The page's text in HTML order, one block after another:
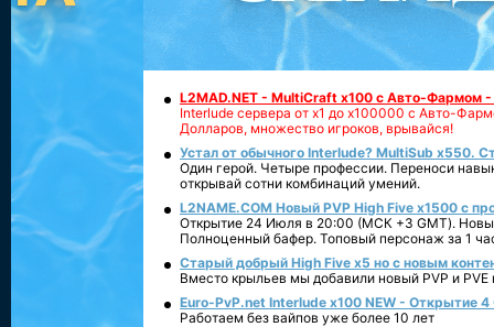
L2MAD.NET - MultiCraft x100 с Авто-Фармом
Interlude сервера от х1 до х100000 с Авто-
Долларов, множество игроков, врывайся!
Устал от обычного Interlude? MultiSub x550.
Один герой. Четыре профессии. Переноси
открывай сотни комбинаций умений.
L2NAME.COM Новый PVP High Five x1500 с
Открытие 24 Июля в 20:00 (МСК +3 GMT).
Полноценный бафер. Топовый персонаж за 1
Старый добрый High Five x5 но с новым
Вместо крыльев мы добавили новый PVP и PVE
Euro-PvP.net Interlude х100 NEW - Открытие 4
Работаем без вайпов уже более 10 лет